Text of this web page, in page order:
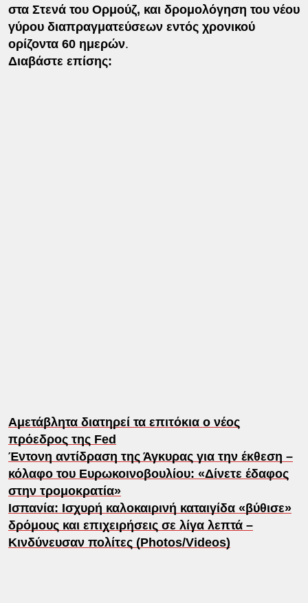
στα Στενά του Ορμούζ, και δρομολόγηση του νέου
γύρου διαπραγματεύσεων εντός χρονικού
ορίζοντα 60 ημερών.
Διαβάστε επίσης:
Αμετάβλητα διατηρεί τα επιτόκια ο νέος
πρόεδρος της Fed
Έντονη αντίδραση της Άγκυρας για την έκθεση –
κόλαφο του Ευρωκοινοβουλίου: «Δίνετε έδαφος
στην τρομοκρατία»
Ισπανία: Ισχυρή καλοκαιρινή καταιγίδα «βύθισε»
δρόμους και επιχειρήσεις σε λίγα λεπτά –
Κινδύνευσαν πολίτες (Photos/Videos)